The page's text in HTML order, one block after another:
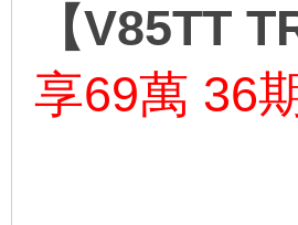
【V85TT
享69萬 36